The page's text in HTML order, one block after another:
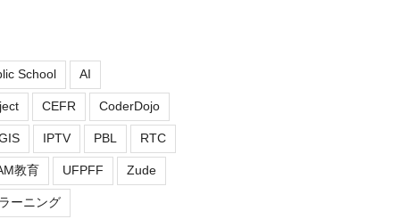
School AI
CEFR CoderDojo
IPTV PBL RTC
教育 UFPFF Zude
ーニング